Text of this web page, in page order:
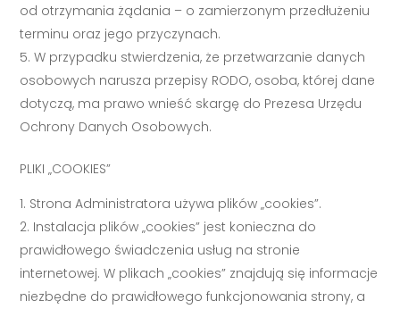
od otrzymania żądania – o zamierzonym przedłużeniu
terminu oraz jego przyczynach.
W przypadku stwierdzenia, że przetwarzanie danych
osobowych narusza przepisy RODO, osoba, której dane
dotyczą, ma prawo wnieść skargę do Prezesa Urzędu
Ochrony Danych Osobowych.
PLIKI „COOKIES”
Strona Administratora używa plików „cookies”.
Instalacja plików „cookies” jest konieczna do
prawidłowego świadczenia usług na stronie
internetowej. W plikach „cookies” znajdują się informacje
niezbędne do prawidłowego funkcjonowania strony, a